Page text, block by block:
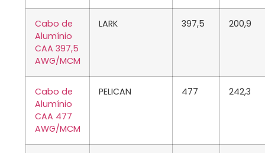
Cabo de
Alumínio
CAA 397,5
AWG/MCM
LARK 397,5 200,9
Cabo de
Alumínio
CAA 477
AWG/MCM
PELICAN 477 242,3